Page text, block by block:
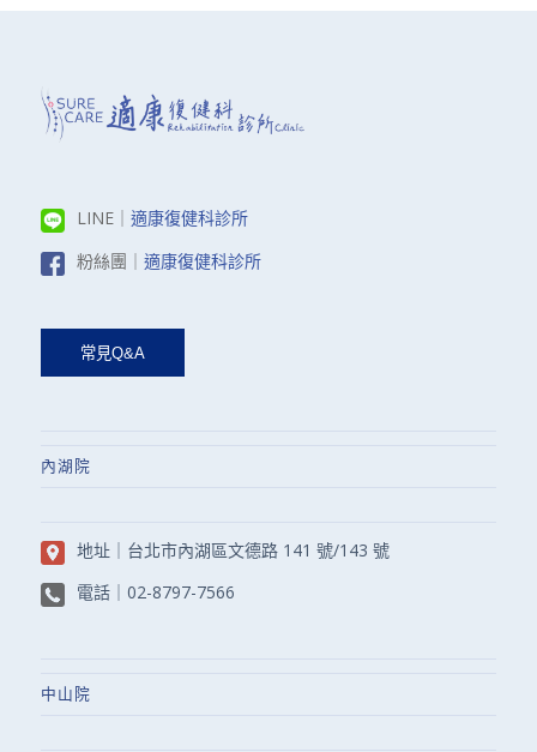
LINE｜ 適康復健科診所
粉絲團｜ 適康復健科診所
內湖院
地址｜ 台北市內湖區文德路 141 號/143 號
電話｜ 02-8797-7566
中山院